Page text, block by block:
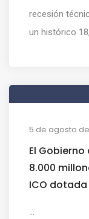
recesión
un histórico
5 de agosto
El
8.000
ICO
...